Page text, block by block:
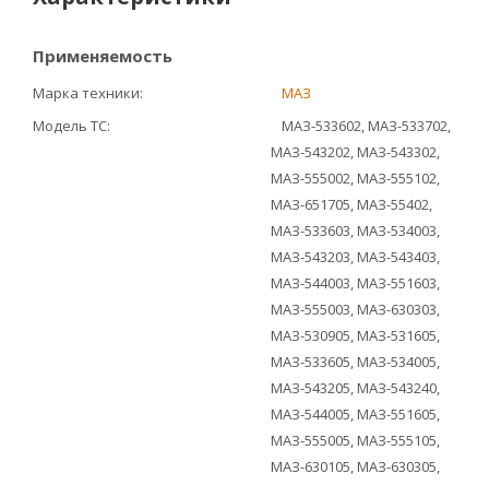
Применяемость
Марка техники
МАЗ
Модель ТС
МАЗ-533602, МАЗ-533702,
МАЗ-543202, МАЗ-543302,
МАЗ-555002, МАЗ-555102,
МАЗ-651705, МАЗ-55402,
МАЗ-533603, МАЗ-534003,
МАЗ-543203, МАЗ-543403,
МАЗ-544003, МАЗ-551603,
МАЗ-555003, МАЗ-630303,
МАЗ-530905, МАЗ-531605,
МАЗ-533605, МАЗ-534005,
МАЗ-543205, МАЗ-543240,
МАЗ-544005, МАЗ-551605,
МАЗ-555005, МАЗ-555105,
МАЗ-630105, МАЗ-630305,